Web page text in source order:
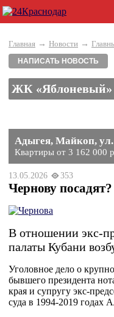
Главная → Новости →
НАПИСАТЬ НОВОСТЬ
ЖК «Яблоневый»
Адыгея, Майкоп,
Квартиры от 3 162 000
13.05.2026 353
Чернову посадят?
В отношении экс-
палаты Кубани
Уголовное дело о
бывшего президента
края и супругу экс-
суда в 1994-2019 годах